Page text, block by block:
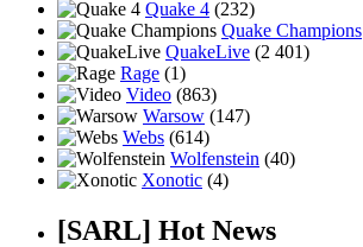
Quake 4 (232)
Quake Champions
QuakeLive (2 401)
Rage (1)
Video (863)
Warsow (147)
Webs (614)
Wolfenstein (40)
Xonotic (4)
[SARL] Hot News